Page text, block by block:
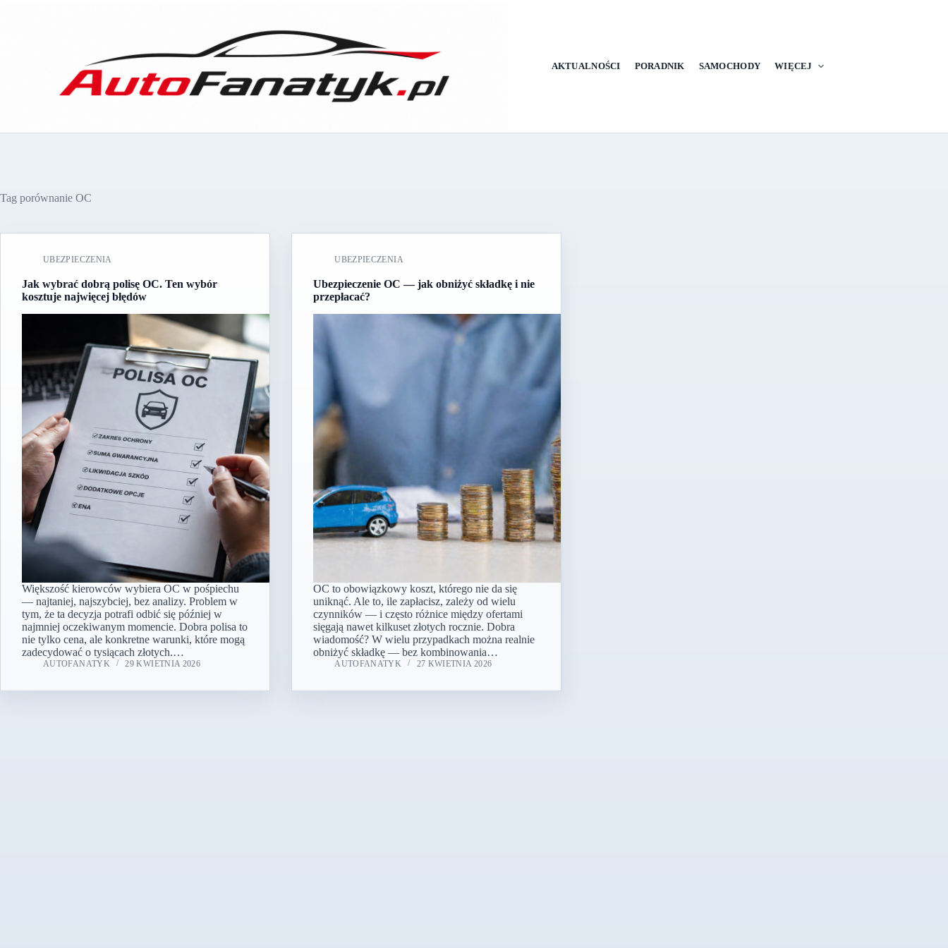
AKTUALNOŚCI PORADNIK SAMOCHODY WIĘCEJ
Tag porównanie OC
UBEZPIECZENIA
Jak wybrać dobrą polisę OC. Ten wybór
kosztuje najwięcej błędów
Większość kierowców wybiera OC w pośpiechu
— najtaniej, najszybciej, bez analizy. Problem w
tym, że ta decyzja potrafi odbić się później w
najmniej oczekiwanym momencie. Dobra polisa to
nie tylko cena, ale konkretne warunki, które mogą
zadecydować o tysiącach złotych.…
AUTOFANATYK 29 KWIETNIA 2026
UBEZPIECZENIA
Ubezpieczenie OC — jak obniżyć składkę i nie
przepłacać?
OC to obowiązkowy koszt, którego nie da się
uniknąć. Ale to, ile zapłacisz, zależy od wielu
czynników — i często różnice między ofertami
sięgają nawet kilkuset złotych rocznie. Dobra
wiadomość? W wielu przypadkach można realnie
obniżyć składkę — bez kombinowania…
AUTOFANATYK 27 KWIETNIA 2026